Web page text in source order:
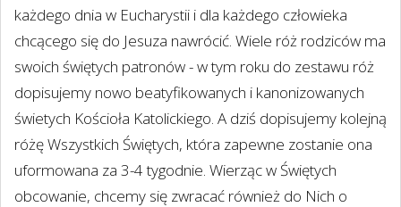
każdego dnia w Eucharystii i dla każdego człowieka
chcącego się do Jesuza nawrócić. Wiele róż rodziców ma
swoich świętych patronów - w tym roku do zestawu róż
dopisujemy nowo beatyfikowanych i kanonizowanych
świetych Kościoła Katolickiego. A dziś dopisujemy kolejną
różę Wszystkich Świętych, która zapewne zostanie ona
uformowana za 3-4 tygodnie. Wierząc w Świętych
obcowanie, chcemy się zwracać również do Nich o